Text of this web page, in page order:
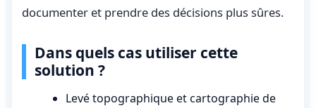
documenter et prendre des décisions plus sûres.
Dans quels cas utiliser cette
solution ?
Levé topographique et cartographie de